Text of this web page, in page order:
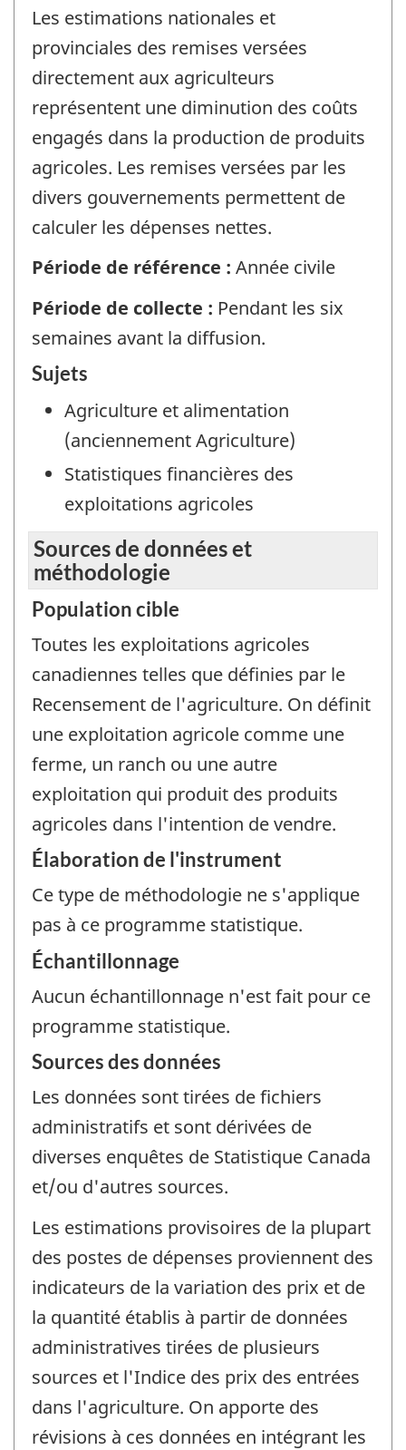
Les estimations nationales et
provinciales des remises versées
directement aux agriculteurs
représentent une diminution des coûts
engagés dans la production de produits
agricoles. Les remises versées par les
divers gouvernements permettent de
calculer les dépenses nettes.
Période de référence : Année civile
Période de collecte : Pendant les six
semaines avant la diffusion.
Sujets
Agriculture et alimentation
(anciennement Agriculture)
Statistiques financières des
exploitations agricoles
Sources de données et
méthodologie
Population cible
Toutes les exploitations agricoles
canadiennes telles que définies par le
Recensement de l'agriculture. On définit
une exploitation agricole comme une
ferme, un ranch ou une autre
exploitation qui produit des produits
agricoles dans l'intention de vendre.
Élaboration de l'instrument
Ce type de méthodologie ne s'applique
pas à ce programme statistique.
Échantillonnage
Aucun échantillonnage n'est fait pour ce
programme statistique.
Sources des données
Les données sont tirées de fichiers
administratifs et sont dérivées de
diverses enquêtes de Statistique Canada
et/ou d'autres sources.
Les estimations provisoires de la plupart
des postes de dépenses proviennent des
indicateurs de la variation des prix et de
la quantité établis à partir de données
administratives tirées de plusieurs
sources et l'Indice des prix des entrées
dans l'agriculture. On apporte des
révisions à ces données en intégrant les